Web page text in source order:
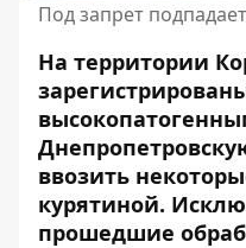
Под запрет
На территории
ввозить
курятиной.
прошедшие